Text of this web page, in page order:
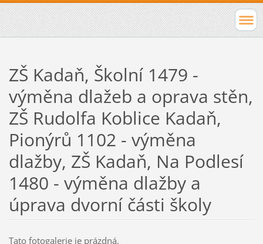
ZŠ Kadaň, Školní 1479 -
výměna dlažeb a oprava stěn,
ZŠ Rudolfa Koblice Kadaň,
Pionýrů 1102 - výměna
dlažby, ZŠ Kadaň, Na Podlesí
1480 - výměna dlažby a
úprava dvorní části školy
Tato fotogalerie je prázdná.